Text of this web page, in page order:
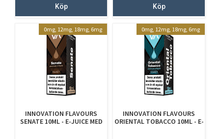
Köp Köp
0mg, 12mg, 18mg, 6mg
INNOVATION FLAVOURS
SENATE 10ML - E-JUICE MED
0mg, 12mg, 18mg, 6mg
INNOVATION FLAVOURS
ORIENTAL TOBACCO 10ML - E-